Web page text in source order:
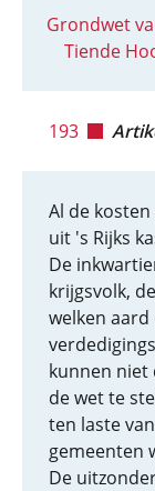
Grondwet
Tiende
193
Al de
uit 's Rijks
De
krijgsvolk,
welken
kunnen niet
de wet te
ten laste
gemeenten
De